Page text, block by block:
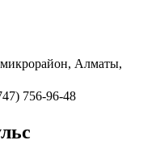
Алматы,
756-96-48